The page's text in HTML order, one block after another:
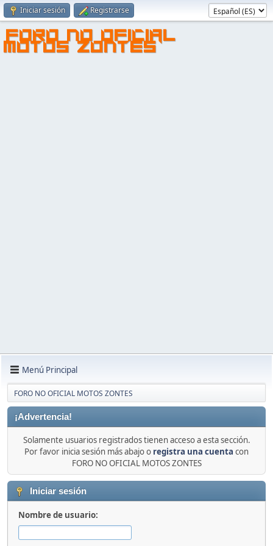
Iniciar sesión Registrarse
FORO NO OFICIAL
MOTOS ZONTES
Menú Principal
FORO NO OFICIAL MOTOS ZONTES
¡Advertencia!
Solamente usuarios registrados tienen acceso a esta sección.
Por favor inicia sesión más abajo o registra una cuenta con
FORO NO OFICIAL MOTOS ZONTES
Iniciar sesión
Nombre de usuario: